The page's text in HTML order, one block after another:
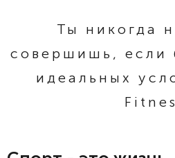
Ты никогда
совершишь, если
идеальных